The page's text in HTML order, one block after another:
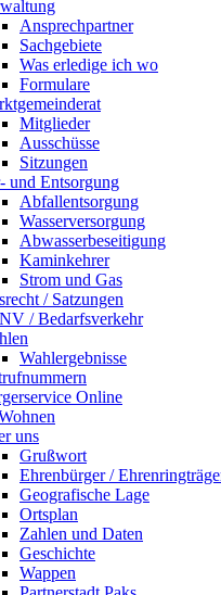
Ansprechpartner
Sachgebiete
Was erledige ich wo
Formulare
Mitglieder
Ausschüsse
Sitzungen
und Entsorgung
Abfallentsorgung
Wasserversorgung
Abwasserbeseitigung
Kaminkehrer
Strom und Gas
/ Satzungen
/ Bedarfsverkehr
Wahlergebnisse
Online
uns
Grußwort
Ehrenbürger /
Geografische Lage
Ortsplan
Zahlen und Daten
Geschichte
Wappen